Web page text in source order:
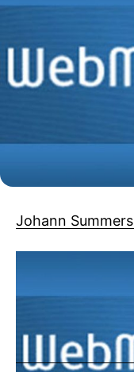
Johann Summers